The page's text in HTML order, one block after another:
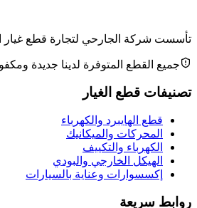
تأسست شركة الجارحي لتجارة قطع غيار
جميع القطع المتوفرة لدينا جديدة
تصنيفات قطع الغيار
قطع الهايبرد والكهرباء
المحركات والميكانيك
الكهرباء والتكييف
الهيكل الخارجي والبودي
إكسسوارات وعناية بالسيارات
روابط سريعة